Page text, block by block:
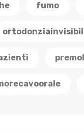
fumo